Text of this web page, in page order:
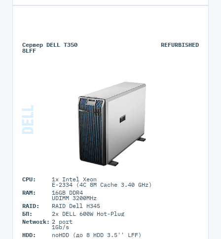
Сервер DELL T350
8LFF
REFURBISHED
CPU: 1x Intel Xeon
E-2334 (4C 8M Cache 3.40 GHz)
RAM:
16GB DDR4
UDIMM 3200MHz
RAID:
RAID Dell H345
БП:
2x DELL 600W Hot-Plug
Network: 2 port
1Gb/s
HDD:
noHDD (до 8 HDD 3.5'' LFF)